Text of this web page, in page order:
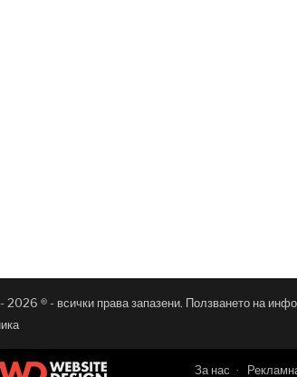
® - всички права запазени. Ползването на
За нас